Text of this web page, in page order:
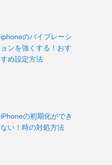
iphoneのバイブレーシ
ョンを強くする！おす
すめ設定方法
iPhoneの初期化ができ
ない！時の対処方法